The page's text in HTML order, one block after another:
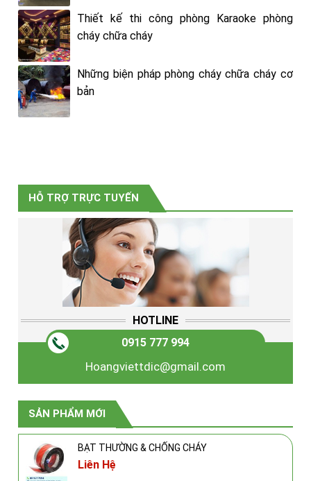
Thiết kế thi công phòng Karaoke phòng
cháy chữa cháy
Những biện pháp phòng cháy chữa cháy cơ
bản
HỖ TRỢ TRỰC TUYẾN
HOTLINE
0915 777 994
Hoangviettdic@gmail.com
SẢN PHẨM MỚI
BẠT THƯỜNG & CHỐNG CHÁY
Liên Hệ